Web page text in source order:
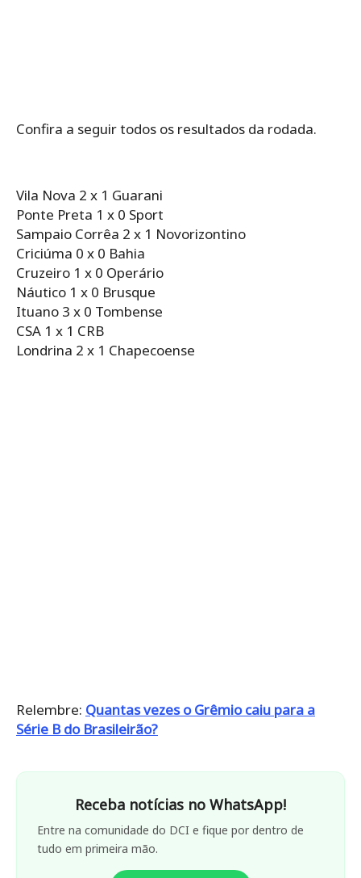
Confira a seguir todos os resultados da rodada.
Vila Nova 2 x 1 Guarani
Ponte Preta 1 x 0 Sport
Sampaio Corrêa 2 x 1 Novorizontino
Criciúma 0 x 0 Bahia
Cruzeiro 1 x 0 Operário
Náutico 1 x 0 Brusque
Ituano 3 x 0 Tombense
CSA 1 x 1 CRB
Londrina 2 x 1 Chapecoense
Relembre: Quantas vezes o Grêmio caiu para a
Série B do Brasileirão?
Receba notícias no WhatsApp!
Entre na comunidade do DCI e fique por dentro de
tudo em primeira mão.